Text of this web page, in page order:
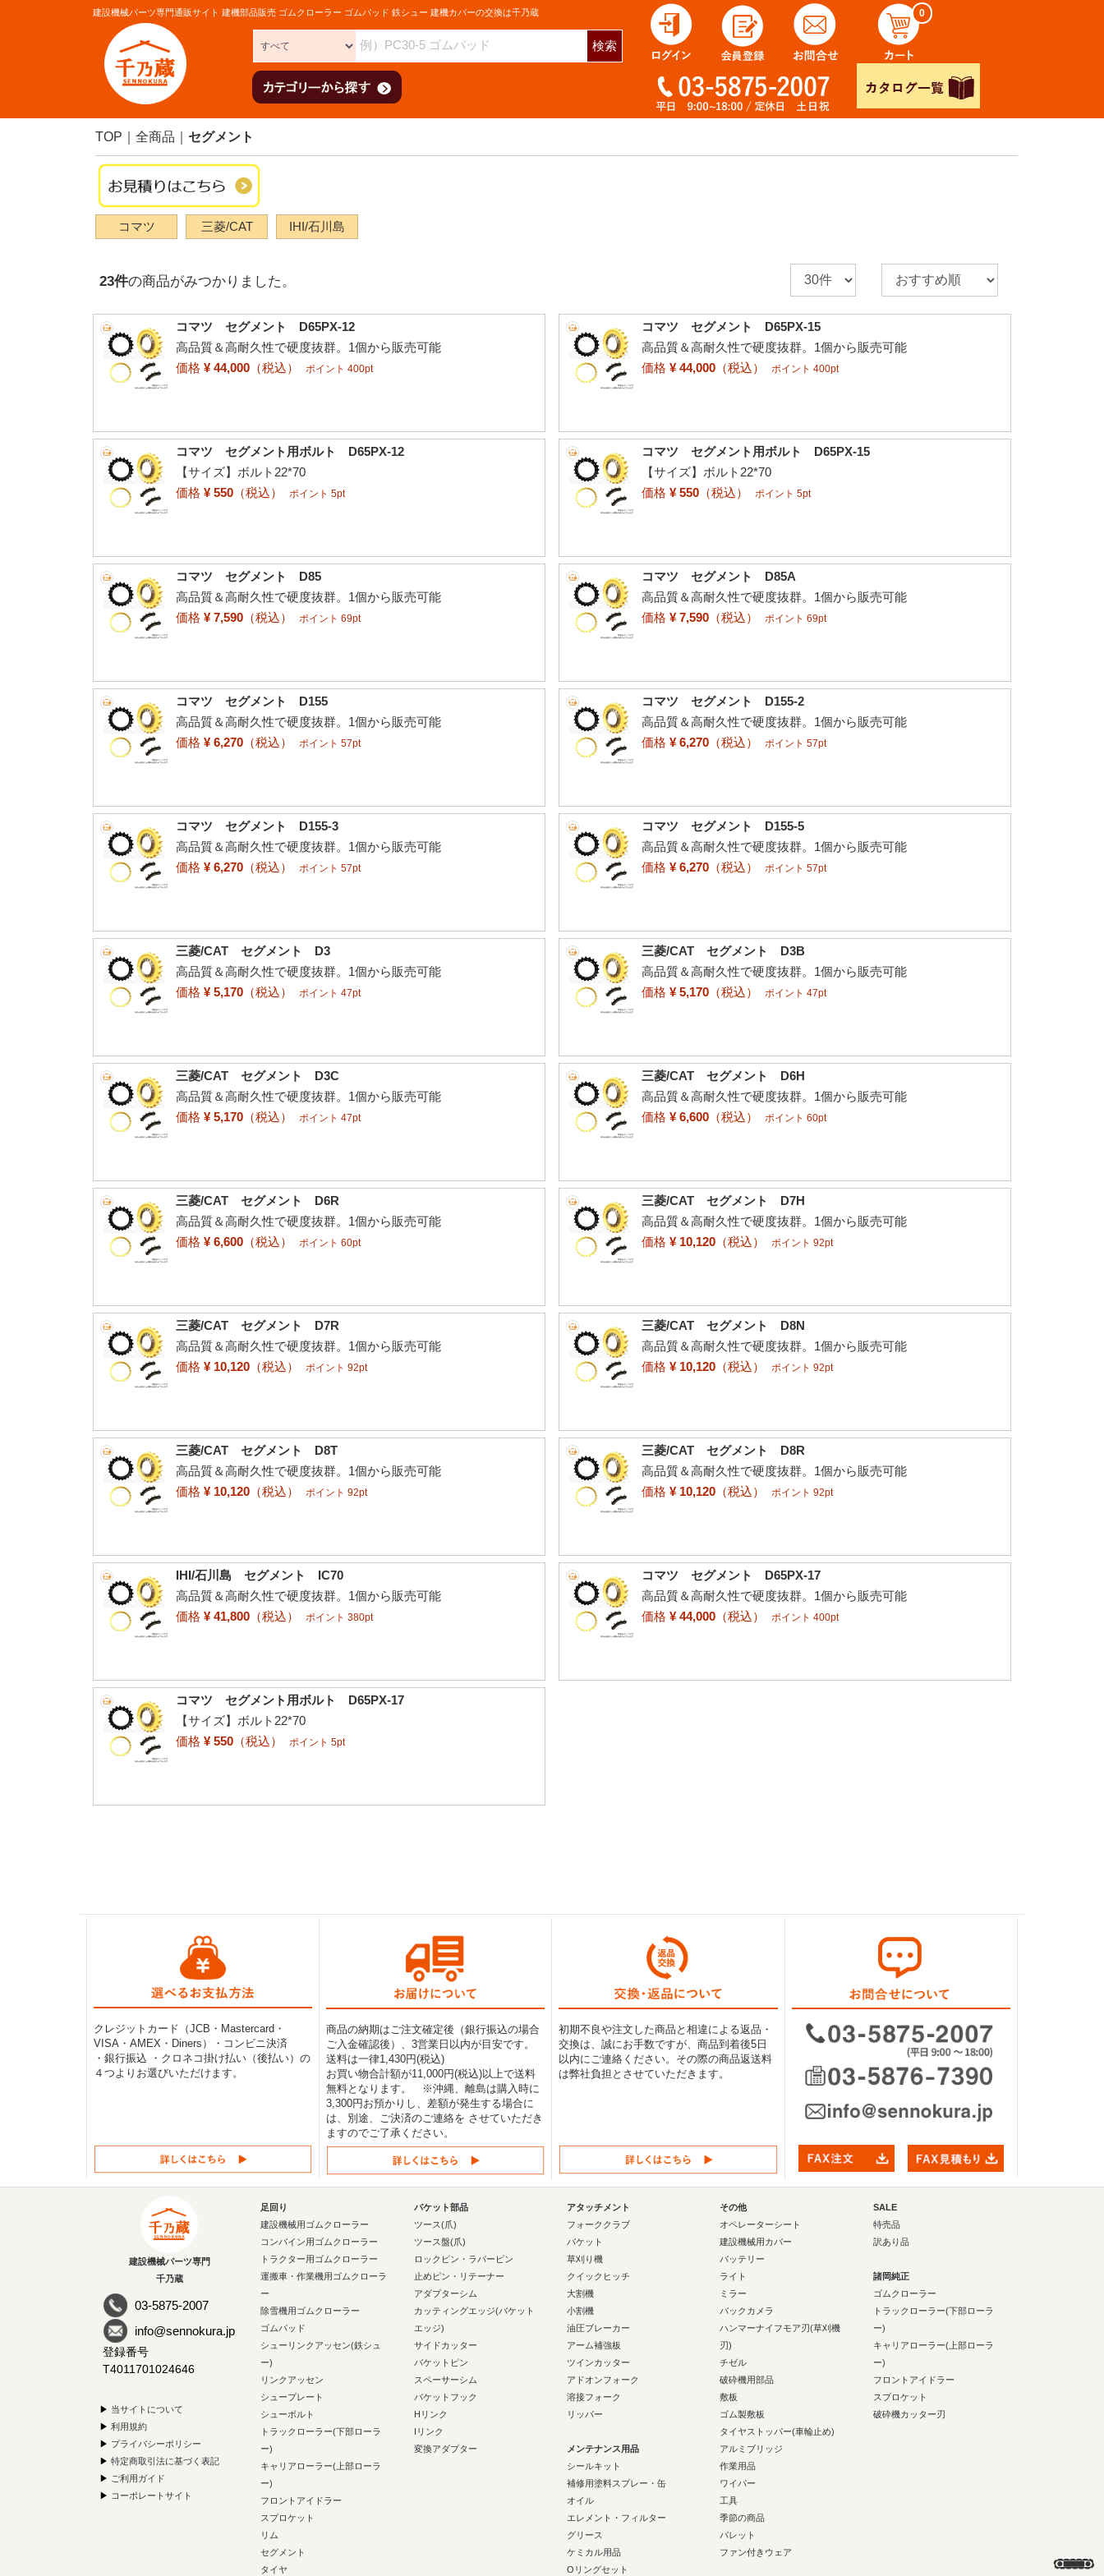
建設機械パーツ専門通販サイト 建機部品販売 ゴムクローラー ゴムパッド 鉄シュー 建機カバーの交換は千乃蔵
検索
0
TOP 全商品 セグメント
コマツ 三菱/CAT IHI/石川島
23件の商品がみつかりました。
コマツ セグメント D65PX-12
高品質＆高耐久性で硬度抜群。1個から販売可能
価格 ¥ 44,000 （税込） ポイント 400pt
コマツ セグメント D65PX-15
高品質＆高耐久性で硬度抜群。1個から販売可能
価格 ¥ 44,000 （税込） ポイント 400pt
コマツ セグメント用ボルト D65PX-12
【サイズ】ボルト22*70
価格 ¥ 550 （税込） ポイント 5pt
コマツ セグメント用ボルト D65PX-15
【サイズ】ボルト22*70
価格 ¥ 550 （税込） ポイント 5pt
コマツ セグメント D85
高品質＆高耐久性で硬度抜群。1個から販売可能
価格 ¥ 7,590 （税込） ポイント 69pt
コマツ セグメント D85A
高品質＆高耐久性で硬度抜群。1個から販売可能
価格 ¥ 7,590 （税込） ポイント 69pt
コマツ セグメント D155
高品質＆高耐久性で硬度抜群。1個から販売可能
価格 ¥ 6,270 （税込） ポイント 57pt
コマツ セグメント D155-2
高品質＆高耐久性で硬度抜群。1個から販売可能
価格 ¥ 6,270 （税込） ポイント 57pt
コマツ セグメント D155-3
高品質＆高耐久性で硬度抜群。1個から販売可能
価格 ¥ 6,270 （税込） ポイント 57pt
コマツ セグメント D155-5
高品質＆高耐久性で硬度抜群。1個から販売可能
価格 ¥ 6,270 （税込） ポイント 57pt
三菱/CAT セグメント D3
高品質＆高耐久性で硬度抜群。1個から販売可能
価格 ¥ 5,170 （税込） ポイント 47pt
三菱/CAT セグメント D3B
高品質＆高耐久性で硬度抜群。1個から販売可能
価格 ¥ 5,170 （税込） ポイント 47pt
三菱/CAT セグメント D3C
高品質＆高耐久性で硬度抜群。1個から販売可能
価格 ¥ 5,170 （税込） ポイント 47pt
三菱/CAT セグメント D6H
高品質＆高耐久性で硬度抜群。1個から販売可能
価格 ¥ 6,600 （税込） ポイント 60pt
三菱/CAT セグメント D6R
高品質＆高耐久性で硬度抜群。1個から販売可能
価格 ¥ 6,600 （税込） ポイント 60pt
三菱/CAT セグメント D7H
高品質＆高耐久性で硬度抜群。1個から販売可能
価格 ¥ 10,120 （税込） ポイント 92pt
三菱/CAT セグメント D7R
高品質＆高耐久性で硬度抜群。1個から販売可能
価格 ¥ 10,120 （税込） ポイント 92pt
三菱/CAT セグメント D8N
高品質＆高耐久性で硬度抜群。1個から販売可能
価格 ¥ 10,120 （税込） ポイント 92pt
三菱/CAT セグメント D8T
高品質＆高耐久性で硬度抜群。1個から販売可能
価格 ¥ 10,120 （税込） ポイント 92pt
三菱/CAT セグメント D8R
高品質＆高耐久性で硬度抜群。1個から販売可能
価格 ¥ 10,120 （税込） ポイント 92pt
IHI/石川島 セグメント IC70
高品質＆高耐久性で硬度抜群。1個から販売可能
価格 ¥ 41,800 （税込） ポイント 380pt
コマツ セグメント D65PX-17
高品質＆高耐久性で硬度抜群。1個から販売可能
価格 ¥ 44,000 （税込） ポイント 400pt
コマツ セグメント用ボルト D65PX-17
【サイズ】ボルト22*70
価格 ¥ 550 （税込） ポイント 5pt
クレジットカード（JCB・Mastercard・
VISA・AMEX・Diners）・コンビニ決済
・銀行振込 ・クロネコ掛け払い（後払い）の
４つよりお選びいただけます。
商品の納期はご注文確定後（銀行振込の場合
ご入金確認後）、3営業日以内が目安です。
送料は一律1,430円(税込)
お買い物合計額が11,000円(税込)以上で送料
無料となります。 ※沖縄、離島は購入時に
3,300円お預かりし、差額が発生する場合に
は、別途、ご決済のご連絡を させていただき
ますのでご了承ください。
初期不良や注文した商品と相違による返品・
交換は、誠にお手数ですが、商品到着後5日
以内にご連絡ください。その際の商品返送料
は弊社負担とさせていただきます。
建設機械パーツ専門
千乃蔵
03-5875-2007
info@sennokura.jp
登録番号
T4011701024646
▶ 当サイトについて
▶ 利用規約
▶ プライバシーポリシー
▶ 特定商取引法に基づく表記
▶ ご利用ガイド
▶ コーポレートサイト
足回り
建設機械用ゴムクローラー
コンバイン用ゴムクローラー
トラクター用ゴムクローラー
運搬車・作業機用ゴムクローラ
ー
除雪機用ゴムクローラー
ゴムパッド
シューリンクアッセン(鉄シュ
ー)
リンクアッセン
シュープレート
シューボルト
トラックローラー(下部ローラ
ー)
キャリアローラー(上部ローラ
ー)
フロントアイドラー
スプロケット
リム
セグメント
タイヤ
バケット部品
ツース(爪)
ツース盤(爪)
ロックピン・ラバーピン
止めピン・リテーナー
アダプターシム
カッティングエッジ(バケット
エッジ)
サイドカッター
バケットピン
スペーサーシム
バケットフック
Hリンク
Iリンク
変換アダプター
アタッチメント
フォーククラブ
バケット
草刈り機
クイックヒッチ
大割機
小割機
油圧ブレーカー
アーム補強板
ツインカッター
アドオンフォーク
溶接フォーク
リッパー
メンテナンス用品
シールキット
補修用塗料スプレー・缶
オイル
エレメント・フィルター
グリース
ケミカル用品
Oリングセット
その他
オペレーターシート
建設機械用カバー
バッテリー
ライト
ミラー
バックカメラ
ハンマーナイフモア刃(草刈機
刃)
チゼル
破砕機用部品
敷板
ゴム製敷板
タイヤストッパー(車輪止め)
アルミブリッジ
作業用品
ワイパー
工具
季節の商品
パレット
ファン付きウェア
SALE
特売品
訳あり品
諸岡純正
ゴムクローラー
トラックローラー(下部ローラ
ー)
キャリアローラー(上部ローラ
ー)
フロントアイドラー
スプロケット
破砕機カッター刃